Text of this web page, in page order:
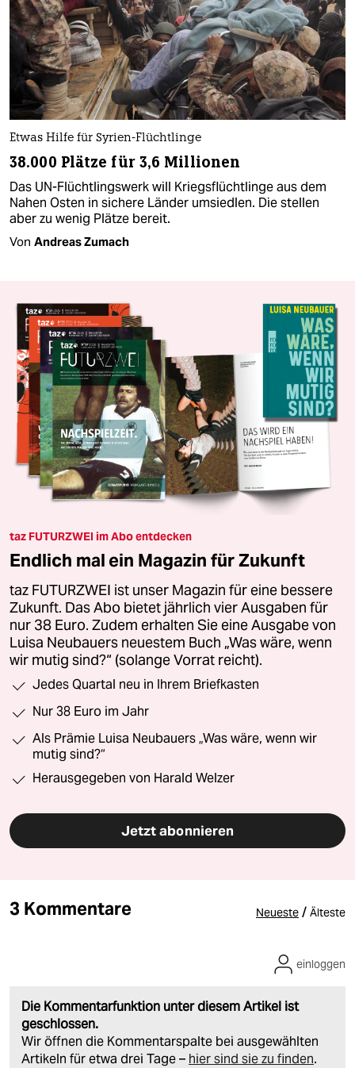
Etwas Hilfe für Syrien-Flüchtlinge
38.000 Plätze für 3,6 Millionen
Das UN-Flüchtlingswerk will Kriegsflüchtlinge aus dem
Nahen Osten in sichere Länder umsiedlen. Die stellen
aber zu wenig Plätze bereit.
Von Andreas Zumach
taz FUTURZWEI im Abo entdecken
Endlich mal ein Magazin für Zukunft
taz FUTURZWEI ist unser Magazin für eine bessere
Zukunft. Das Abo bietet jährlich vier Ausgaben für
nur 38 Euro. Zudem erhalten Sie eine Ausgabe von
Luisa Neubauers neuestem Buch „Was wäre, wenn
wir mutig sind?“ (solange Vorrat reicht).
Jedes Quartal neu in Ihrem Briefkasten
Nur 38 Euro im Jahr
Als Prämie Luisa Neubauers „Was wäre, wenn wir
mutig sind?“
Herausgegeben von Harald Welzer
Jetzt abonnieren
3 Kommentare Neueste / Älteste
Die Kommentarfunktion unter diesem Artikel ist
geschlossen.
Wir öffnen die Kommentarspalte bei ausgewählten
Artikeln für etwa drei Tage – hier sind sie zu finden.
einloggen